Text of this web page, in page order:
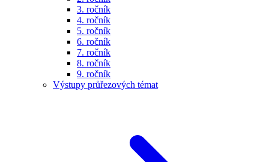
3. ročník
4. ročník
5. ročník
6. ročník
7. ročník
8. ročník
9. ročník
Výstupy průřezových témat